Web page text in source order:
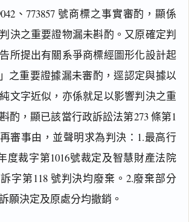
、773857 號商標之事實審酌，顯係
決之重要證物漏未斟酌。又原確定判
所提出有關系爭商標經圖形化設計起
之重要證據漏未審酌，逕認定與據以
文字近似，亦係就足以影響判決之重
酌，顯已該當行政訴訟法第273 條第1
審事由，並聲明求為判決：1.最高行
度裁字第1016號裁定及智慧財產法院
字第118 號判決均廢棄。2.廢棄部分
願決定及原處分均撤銷。